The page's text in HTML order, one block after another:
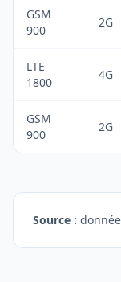
GSM
900
2G
LTE
1800
4G
GSM
900
2G
Source :